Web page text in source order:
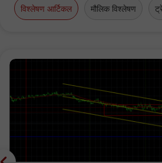
विश्लेषण आर्टिकल मौलिक विश्लेषण